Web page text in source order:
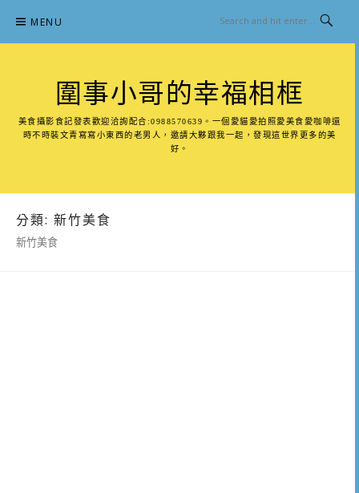
content
MENU
圍事小哥的幸福相框
美食攝影食記發表歡迎洽詢配合:0988570639。一個愛貓愛拍照愛美食愛咖啡還
時不時裝文青寫寫小東西的老男人，邀請大夥跟我一起，發現這世界更多的美
好。
分類: 新竹美食
新竹美食